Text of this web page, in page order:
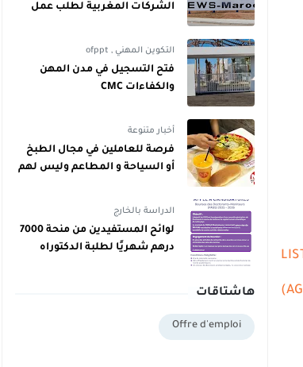
الشركات المغربية لطلب عمل
التكوين المهني,
ofppt
فتح التسجيل في مدن المهن
والكفاءات CMC
أخبار متنوعة
فرصة للعاملين في مجال الطبخ
أو السياحة و المطاعم وليس لهم
الدراسة بالخارج
لوائح المستفيدين من منحة 7000
درهم شهريًا لطلبة الدكتوراه
هاشتاقات
Offre d'emploi